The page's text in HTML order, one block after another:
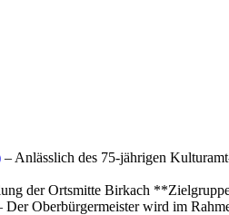
– Anlässlich des 75-jährigen
der Ortsmitte Birkach
Der Oberbürgermeister wird im